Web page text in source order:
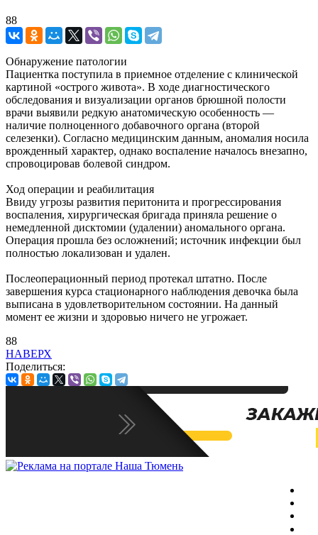
88
Обнаружение патологии
Пациентка поступила в приемное отделение с клинической
картиной «острого живота». В ходе диагностического
обследования и визуализации органов брюшной полости
врачи выявили редкую анатомическую особенность —
наличие полноценного добавочного органа (второй
селезенки). Согласно медицинским данным, аномалия носила
врожденный характер, однако воспаление началось внезапно,
спровоцировав болевой синдром.
Ход операции и реабилитация
Ввиду угрозы развития перитонита и прогрессирования
воспаления, хирургическая бригада приняла решение о
немедленной дисктомии (удалении) аномального органа.
Операция прошла без осложнений; источник инфекции был
полностью локализован и удален.
Послеоперационный период протекал штатно. После
завершения курса стационарного наблюдения девочка была
выписана в удовлетворительном состоянии. На данный
момент ее жизни и здоровью ничего не угрожает.
88
НАВЕРХ
Поделиться: